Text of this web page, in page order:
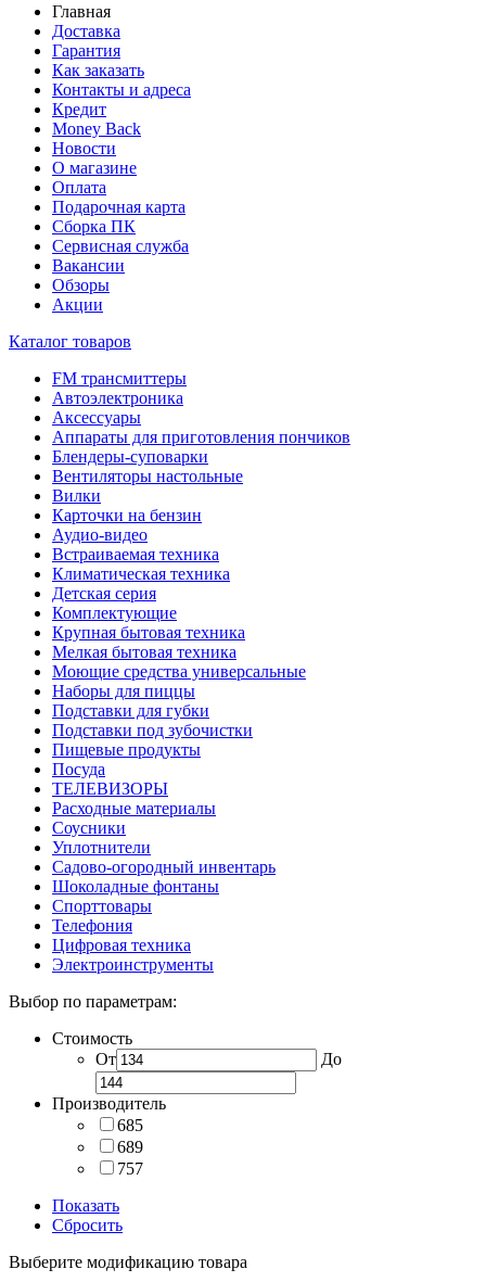
Главная
Доставка
Гарантия
Как заказать
Контакты и адреса
Кредит
Money Back
Новости
О магазине
Оплата
Подарочная карта
Сборка ПК
Сервисная служба
Вакансии
Обзоры
Акции
Каталог товаров
FM трансмиттеры
Автоэлектроника
Аксессуары
Аппараты для приготовления пончиков
Блендеры-суповарки
Вентиляторы настольные
Вилки
Карточки на бензин
Аудио-видео
Встраиваемая техника
Климатическая техника
Детская серия
Комплектующие
Крупная бытовая техника
Мелкая бытовая техника
Моющие средства универсальные
Наборы для пиццы
Подставки для губки
Подставки под зубочистки
Пищевые продукты
Посуда
ТЕЛЕВИЗОРЫ
Расходные материалы
Соусники
Уплотнители
Садово-огородный инвентарь
Шоколадные фонтаны
Спорттовары
Телефония
Цифровая техника
Электроинструменты
Выбор по параметрам:
Стоимость
От
До
Производитель
685
689
757
Показать
Сбросить
Выберите модификацию товара